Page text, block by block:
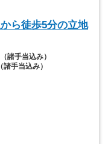
ら徒歩5分の立地
諸手当込み）
手当込み）